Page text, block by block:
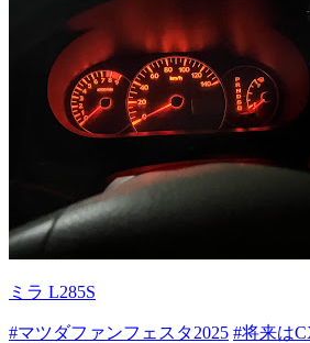
ミラ L285S
#マツダファンフェスタ2025 #将来は